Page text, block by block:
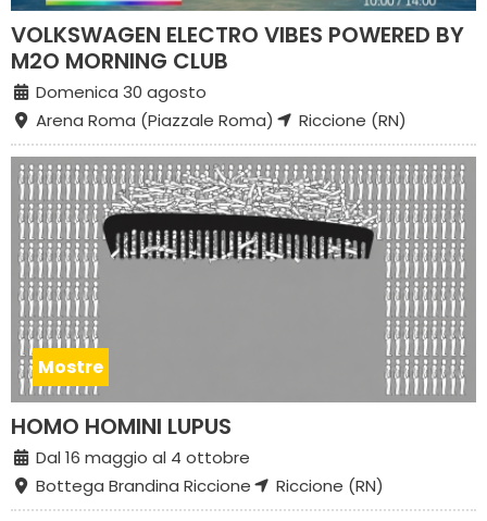
VOLKSWAGEN ELECTRO VIBES POWERED BY
M2O MORNING CLUB
Domenica 30 agosto
Arena Roma (Piazzale Roma)
Riccione (RN)
Mostre
HOMO HOMINI LUPUS
Dal 16 maggio al 4 ottobre
Bottega Brandina Riccione
Riccione (RN)